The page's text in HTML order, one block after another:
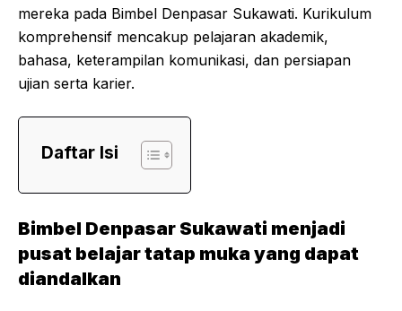
mereka pada Bimbel Denpasar Sukawati. Kurikulum
komprehensif mencakup pelajaran akademik,
bahasa, keterampilan komunikasi, dan persiapan
ujian serta karier.
Daftar Isi
Bimbel Denpasar Sukawati menjadi
pusat belajar tatap muka yang dapat
diandalkan